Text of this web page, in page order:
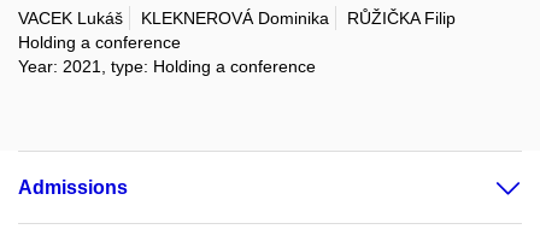
VACEK Lukáš KLEKNEROVÁ Dominika
RŮŽIČKA Filip
Holding a conference
Year: 2021, type: Holding a conference
Admissions